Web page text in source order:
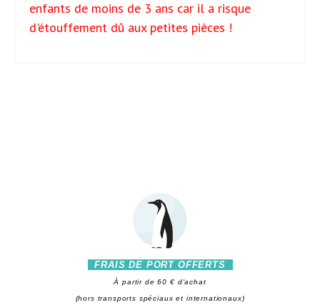
enfants de moins de 3 ans car il a risque
d'étouffement dû aux petites pièces !
FRAIS DE PORT OFFERTS
À partir de 60 € d'achat
(hors transports spéciaux et internationaux)